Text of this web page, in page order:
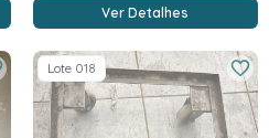
Ver Detalhes
Lote 018